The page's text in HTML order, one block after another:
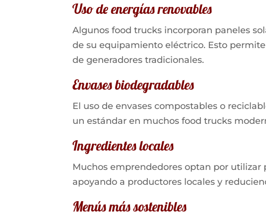
Uso de energías renovables
Algunos food trucks incorporan paneles
de su equipamiento eléctrico. Esto
de generadores tradicionales.
Envases biodegradables
El uso de envases compostables o
un estándar en muchos food trucks
Ingredientes locales
Muchos emprendedores optan por utilizar
apoyando a productores locales y
Menús más sostenibles